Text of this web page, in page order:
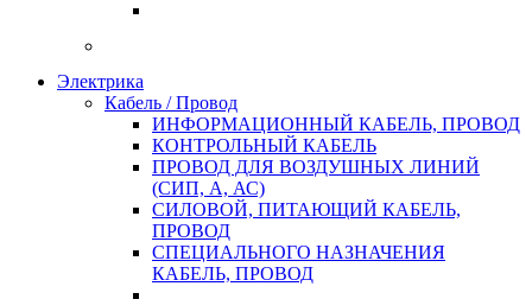
Электрика
Кабель / Провод
ИНФОРМАЦИОННЫЙ КАБЕЛЬ, ПРОВОД
КОНТРОЛЬНЫЙ КАБЕЛЬ
ПРОВОД ДЛЯ ВОЗДУШНЫХ ЛИНИЙ
(СИП, А, АС)
СИЛОВОЙ, ПИТАЮЩИЙ КАБЕЛЬ,
ПРОВОД
СПЕЦИАЛЬНОГО НАЗНАЧЕНИЯ
КАБЕЛЬ, ПРОВОД